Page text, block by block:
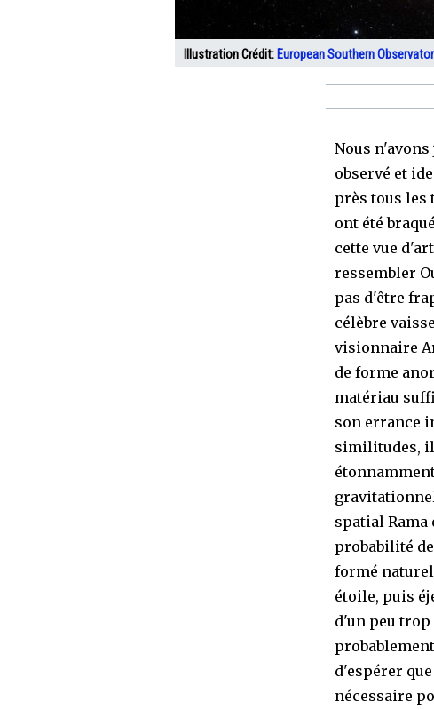
Illustration Crédit: European Southern
Nous
observé et
près tous les
ont été
cette vue
ressembler
pas d'être
célèbre
visionnaire
de forme
matériau
son errance
similitudes, il
spatial Rama
probabilité
formé
étoile, puis
d'un peu trop
d'espérer
nécessaire